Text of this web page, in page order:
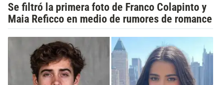
Se filtró la primera foto de Franco Colapinto y
Maia Reficco en medio de rumores de romance